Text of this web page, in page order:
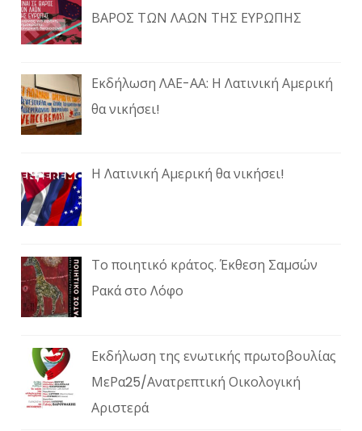
ΒΑΡΟΣ ΤΩΝ ΛΑΩΝ ΤΗΣ ΕΥΡΩΠΗΣ
Εκδήλωση ΛΑΕ-ΑΑ: Η Λατινική Αμερική
θα νικήσει!
Η Λατινική Αμερική θα νικήσει!
Το ποιητικό κράτος. Έκθεση Σαμσών
Ρακά στο Λόφο
Εκδήλωση της ενωτικής πρωτοβουλίας
ΜεΡα25/Ανατρεπτική Οικολογική
Αριστερά